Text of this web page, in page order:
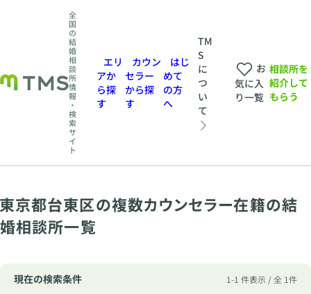
全
国
の
結
婚
相
談
所
情
報
・
検
索
サ
イ
ト
エリ
アか
ら探
す
カウン
セラー
から探
す
はじ
めて
の方
へ
TM
S
に
つ
い
て
お
気に入
り一覧
相談所を
紹介して
もらう
京都台東区の複数カウンセラー在籍の結
婚相談所一覧
現在の検索条件 1-1 件表示 / 全 1件